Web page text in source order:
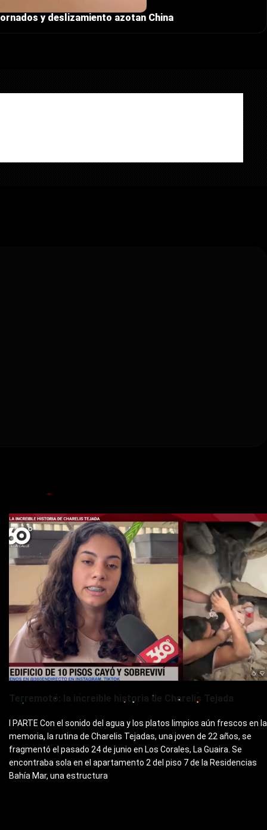
y deslizamiento azotan China
Terremoto: la increible historia de Charelis Tejada
I PARTE Con el sonido del agua y los platos limpios aún frescos en la
memoria, la rutina de Charelis Tejadas, una joven de 22 años, se
fragmentó el pasado 24 de junio en Los Corales, La Guaira. Se
encontraba sola en el apartamento 2 del piso 7 de la Residencias
Bahía Mar, una estructura